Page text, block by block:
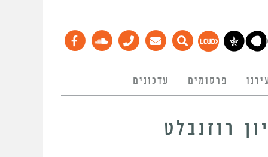
פרסומים עדכונים
רוזנבלט